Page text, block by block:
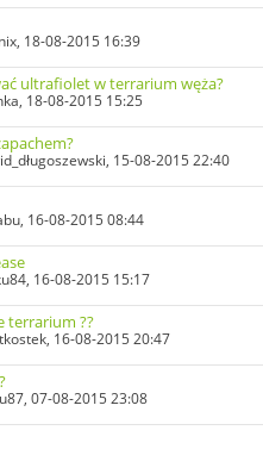
, 18-08-2015 16:39
ultrafiolet w terrarium węża?
, 18-08-2015 15:25
, 15-08-2015 22:40
, 16-08-2015 08:44
, 16-08-2015 15:17
terrarium ??
, 16-08-2015 20:47
, 07-08-2015 23:08